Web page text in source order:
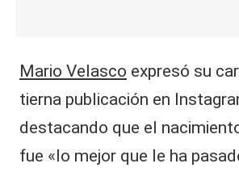
Mario Velasco expresó su
tierna publicación en
destacando que el
fue «lo mejor que le ha